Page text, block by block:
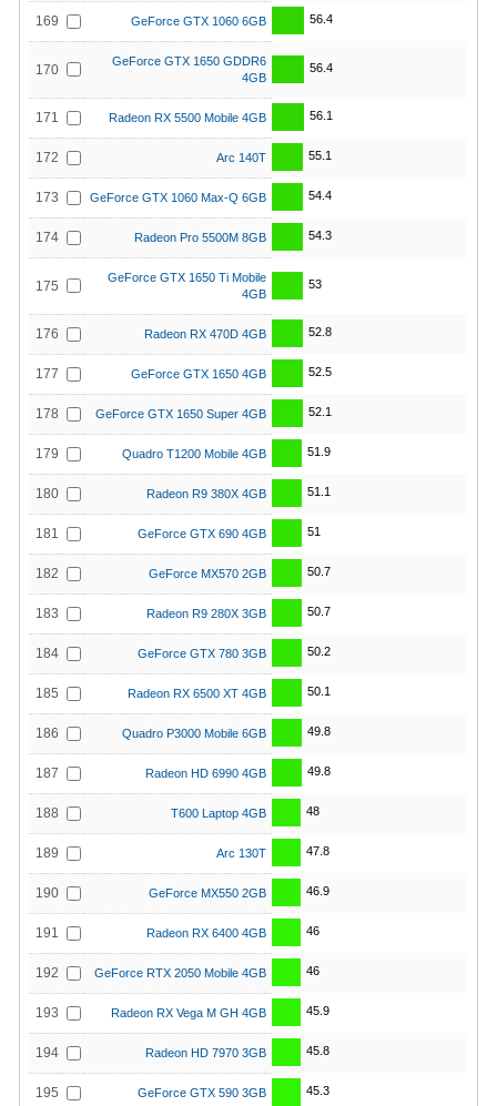
169 GeForce GTX 1060 6GB 56.4
170
GeForce GTX 1650 GDDR6
4GB
56.4
171 Radeon RX 5500 Mobile 4GB 56.1
172 Arc 140T 55.1
173 GeForce GTX 1060 Max-Q 6GB 54.4
174 Radeon Pro 5500M 8GB 54.3
175
GeForce GTX 1650 Ti Mobile
4GB
53
176 Radeon RX 470D 4GB 52.8
177 GeForce GTX 1650 4GB 52.5
178 GeForce GTX 1650 Super 4GB 52.1
179 Quadro T1200 Mobile 4GB 51.9
180 Radeon R9 380X 4GB 51.1
181 GeForce GTX 690 4GB 51
182 GeForce MX570 2GB 50.7
183 Radeon R9 280X 3GB 50.7
184 GeForce GTX 780 3GB 50.2
185 Radeon RX 6500 XT 4GB 50.1
186 Quadro P3000 Mobile 6GB 49.8
187 Radeon HD 6990 4GB 49.8
188 T600 Laptop 4GB 48
189 Arc 130T 47.8
190 GeForce MX550 2GB 46.9
191 Radeon RX 6400 4GB 46
192 GeForce RTX 2050 Mobile 4GB 46
193 Radeon RX Vega M GH 4GB 45.9
194 Radeon HD 7970 3GB 45.8
195 GeForce GTX 590 3GB 45.3